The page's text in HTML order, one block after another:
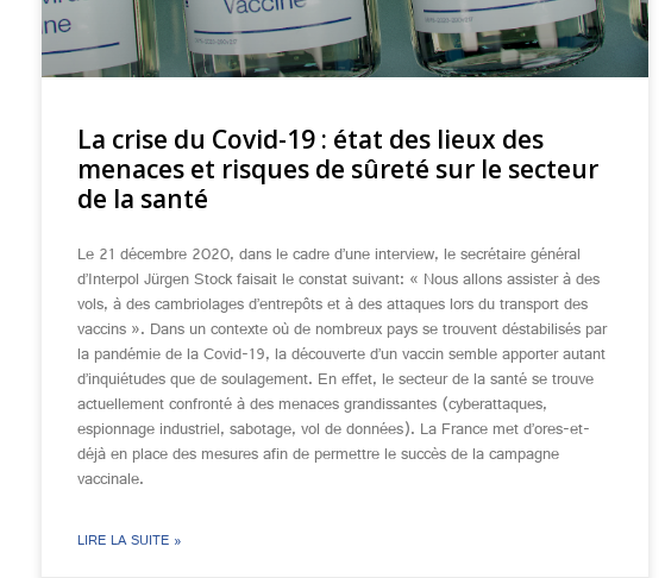
La crise du Covid-19 : état des lieux des
menaces et risques de sûreté sur le secteur
de la santé
Le 21 décembre 2020, dans le cadre d’une interview, le secrétaire général
d’Interpol Jürgen Stock faisait le constat suivant: « Nous allons assister à des
vols, à des cambriolages d’entrepôts et à des attaques lors du transport des
vaccins ». Dans un contexte où de nombreux pays se trouvent déstabilisés par
la pandémie de la Covid-19, la découverte d’un vaccin semble apporter autant
d’inquiétudes que de soulagement. En effet, le secteur de la santé se trouve
actuellement confronté à des menaces grandissantes (cyberattaques,
espionnage industriel, sabotage, vol de données). La France met d’ores-et-
déjà en place des mesures afin de permettre le succès de la campagne
vaccinale.
LIRE LA SUITE »